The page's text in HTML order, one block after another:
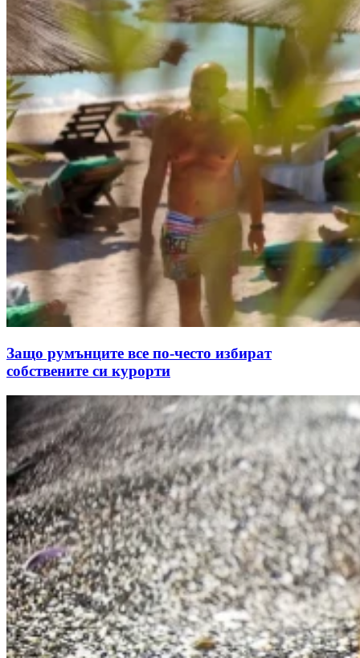
Защо румънците все по-често избират
собствените си курорти